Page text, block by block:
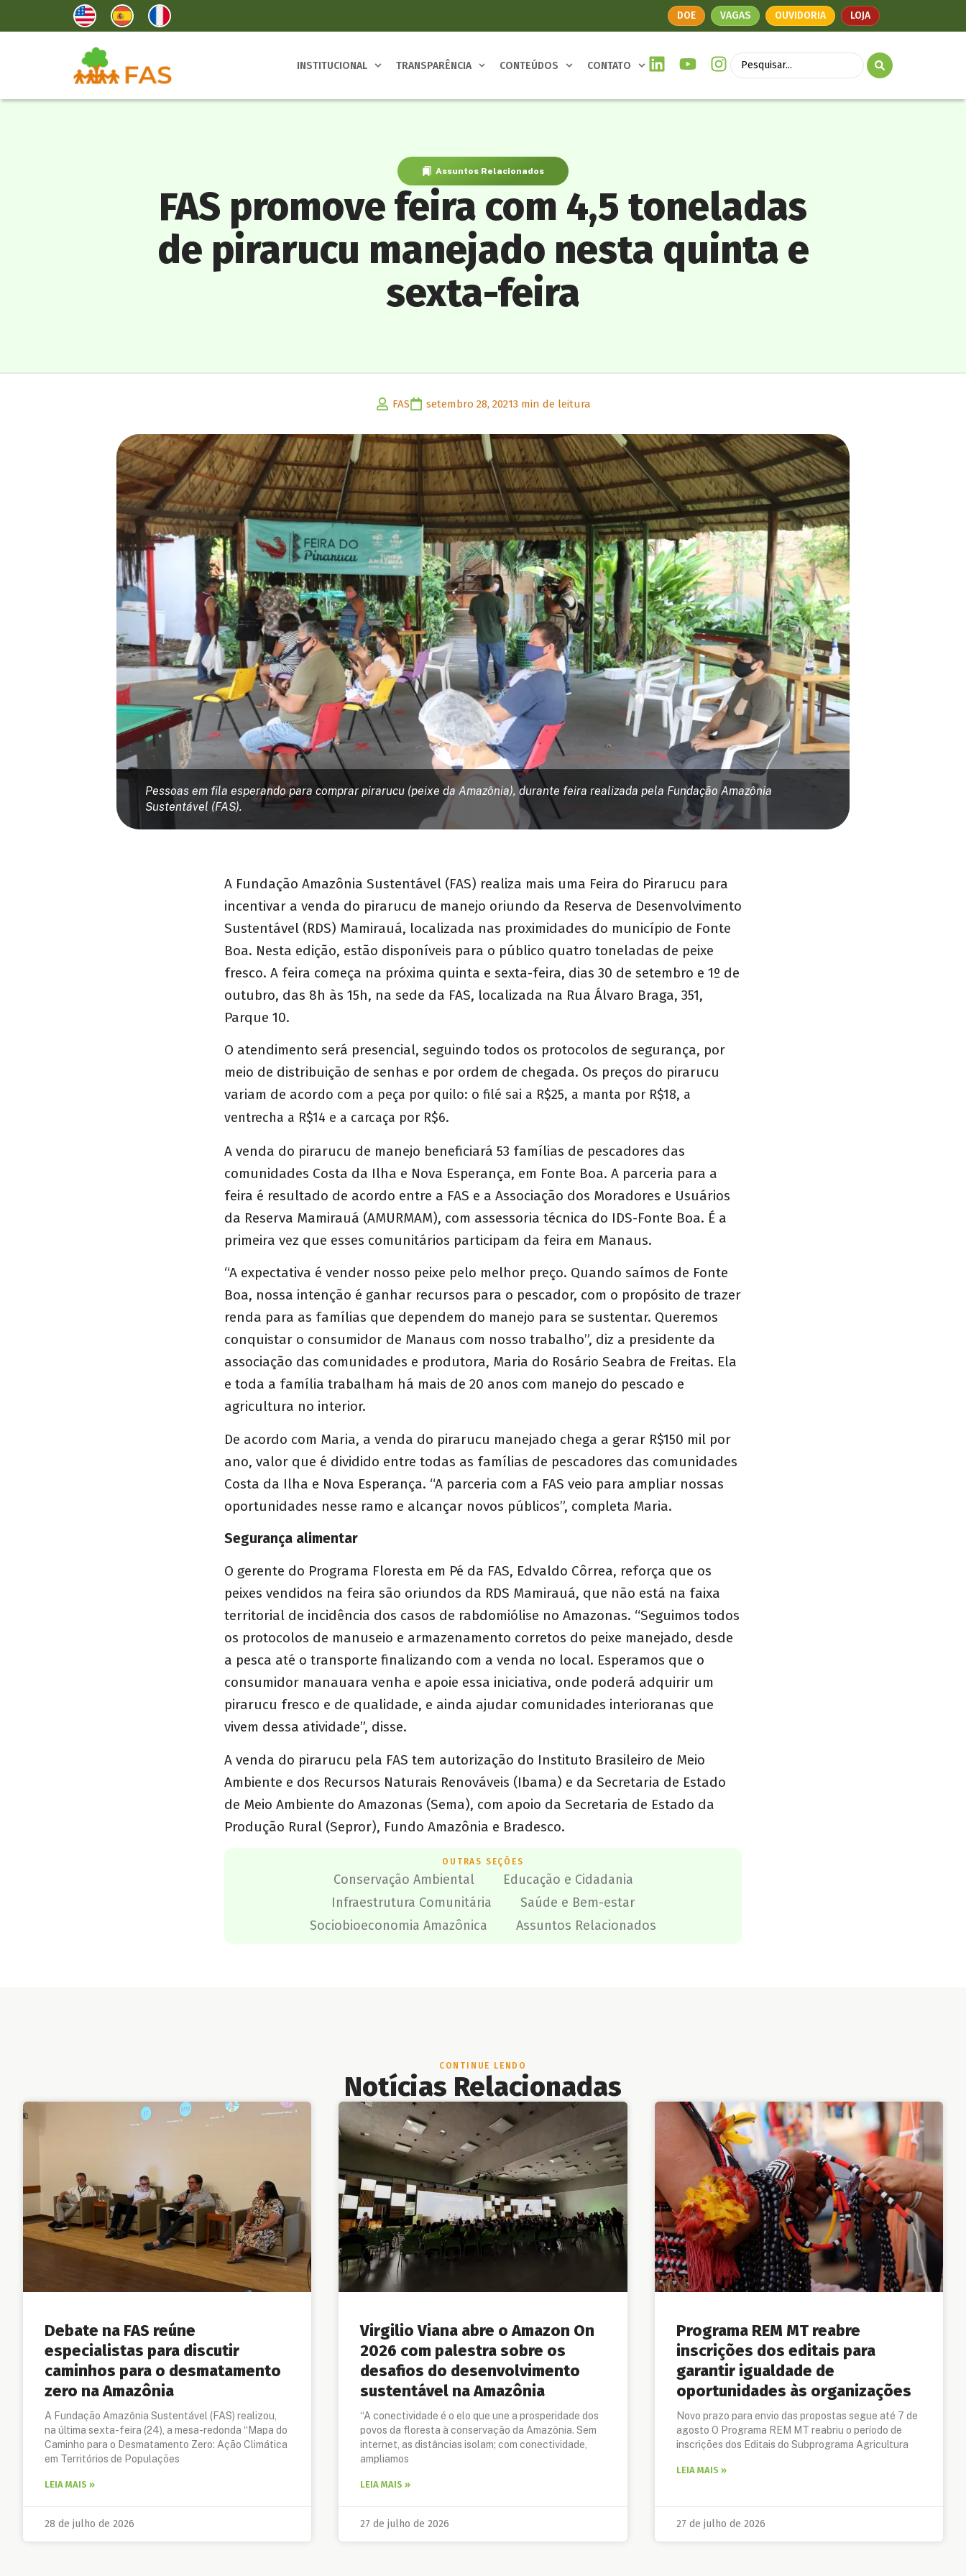
DOE VAGAS OUVIDORIA LOJA
INSTITUCIONAL TRANSPARÊNCIA CONTEÚDOS CONTATO
Assuntos Relacionados
FAS promove feira com 4,5 toneladas
de pirarucu manejado nesta quinta e
sexta-feira
FAS setembro 28, 20213 min de leitura
Pessoas em fila esperando para comprar pirarucu (peixe da Amazônia), durante feira realizada pela Fundação Amazônia
Sustentável (FAS).
A Fundação Amazônia Sustentável (FAS) realiza mais uma Feira do Pirarucu para
incentivar a venda do pirarucu de manejo oriundo da Reserva de Desenvolvimento
Sustentável (RDS) Mamirauá, localizada nas proximidades do município de Fonte
Boa. Nesta edição, estão disponíveis para o público quatro toneladas de peixe
fresco. A feira começa na próxima quinta e sexta-feira, dias 30 de setembro e 1º de
outubro, das 8h às 15h, na sede da FAS, localizada na Rua Álvaro Braga, 351,
Parque 10.
O atendimento será presencial, seguindo todos os protocolos de segurança, por
meio de distribuição de senhas e por ordem de chegada. Os preços do pirarucu
variam de acordo com a peça por quilo: o filé sai a R$25, a manta por R$18, a
ventrecha a R$14 e a carcaça por R$6.
A venda do pirarucu de manejo beneficiará 53 famílias de pescadores das
comunidades Costa da Ilha e Nova Esperança, em Fonte Boa. A parceria para a
feira é resultado de acordo entre a FAS e a Associação dos Moradores e Usuários
da Reserva Mamirauá (AMURMAM), com assessoria técnica do IDS-Fonte Boa. É a
primeira vez que esses comunitários participam da feira em Manaus.
“A expectativa é vender nosso peixe pelo melhor preço. Quando saímos de Fonte
Boa, nossa intenção é ganhar recursos para o pescador, com o propósito de trazer
renda para as famílias que dependem do manejo para se sustentar. Queremos
conquistar o consumidor de Manaus com nosso trabalho”, diz a presidente da
associação das comunidades e produtora, Maria do Rosário Seabra de Freitas. Ela
e toda a família trabalham há mais de 20 anos com manejo do pescado e
agricultura no interior.
De acordo com Maria, a venda do pirarucu manejado chega a gerar R$150 mil por
ano, valor que é dividido entre todas as famílias de pescadores das comunidades
Costa da Ilha e Nova Esperança. “A parceria com a FAS veio para ampliar nossas
oportunidades nesse ramo e alcançar novos públicos”, completa Maria.
Segurança alimentar
O gerente do Programa Floresta em Pé da FAS, Edvaldo Côrrea, reforça que os
peixes vendidos na feira são oriundos da RDS Mamirauá, que não está na faixa
territorial de incidência dos casos de rabdomiólise no Amazonas. “Seguimos todos
os protocolos de manuseio e armazenamento corretos do peixe manejado, desde
a pesca até o transporte finalizando com a venda no local. Esperamos que o
consumidor manauara venha e apoie essa iniciativa, onde poderá adquirir um
pirarucu fresco e de qualidade, e ainda ajudar comunidades interioranas que
vivem dessa atividade”, disse.
A venda do pirarucu pela FAS tem autorização do Instituto Brasileiro de Meio
Ambiente e dos Recursos Naturais Renováveis (Ibama) e da Secretaria de Estado
de Meio Ambiente do Amazonas (Sema), com apoio da Secretaria de Estado da
Produção Rural (Sepror), Fundo Amazônia e Bradesco.
OUTRAS SEÇÕES
Conservação Ambiental
Educação e Cidadania
Infraestrutura Comunitária
Saúde e Bem-estar
Sociobioeconomia Amazônica
Assuntos Relacionados
CONTINUE LENDO
Notícias Relacionadas
Debate na FAS reúne
especialistas para discutir
caminhos para o desmatamento
zero na Amazônia
A Fundação Amazônia Sustentável (FAS) realizou,
na última sexta-feira (24), a mesa-redonda “Mapa do
Caminho para o Desmatamento Zero: Ação Climática
em Territórios de Populações
LEIA MAIS »
28 de julho de 2026
Virgilio Viana abre o Amazon On
2026 com palestra sobre os
desafios do desenvolvimento
sustentável na Amazônia
“A conectividade é o elo que une a prosperidade dos
povos da floresta à conservação da Amazônia. Sem
internet, as distâncias isolam; com conectividade,
ampliamos
LEIA MAIS »
27 de julho de 2026
Programa REM MT reabre
inscrições dos editais para
garantir igualdade de
oportunidades às organizações
Novo prazo para envio das propostas segue até 7 de
agosto O Programa REM MT reabriu o período de
inscrições dos Editais do Subprograma Agricultura
LEIA MAIS »
27 de julho de 2026